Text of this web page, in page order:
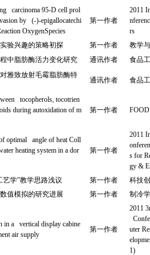
carcinoma 95-D cell prol
by (-)-epigallocatechi
OxygenSpecies
第一作者
2011
rs
验兴趣的策略初探 第一作者
教学
中脂肪酶活力变化研究 通讯作者 食品
雅致放射毛霉脂肪酶特
通讯作者 食品
tocopherols, tocotrien
during autoxidation of m
第一作者
optimal angle of heat Coll
heating system in a dor
第一作者
2011
s for
gy &
艺学”教学思路浅议 第一作者
科技
值模拟的研究进展 第一作者 制冷
in a vertical display cabine
air supply
第一作者
2011
uter
1)